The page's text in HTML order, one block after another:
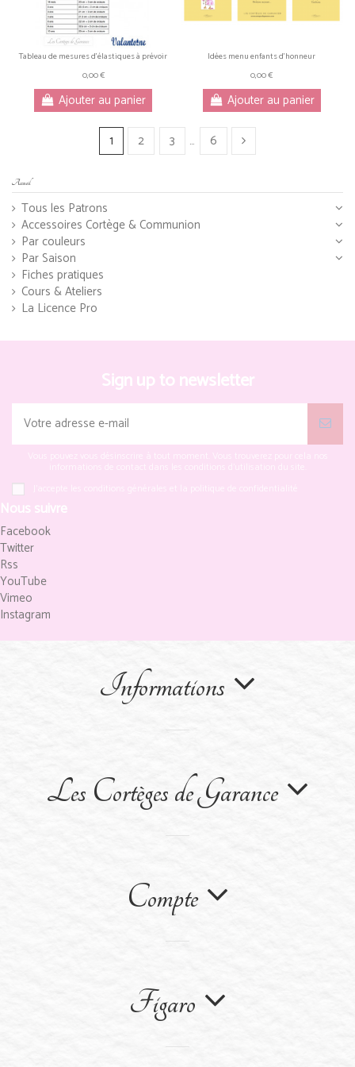
Tableau de mesures d'élastiques à prévoir
0,00 €
Ajouter au panier
Idées menu enfants d'honneur
0,00 €
Ajouter au panier
1 2 3 … 6
Accueil
Tous les Patrons
Accessoires Cortège & Communion
Par couleurs
Par Saison
Fiches pratiques
Cours & Ateliers
La Licence Pro
Sign up to newsletter
Nous suivre
Facebook
Twitter
Rss
YouTube
Vimeo
Instagram
Informations
Les Cortèges de Garance
Compte
Figaro